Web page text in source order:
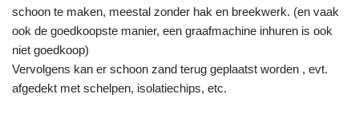
schoon te maken, meestal zonder hak en breekwerk. (en vaak
ook de goedkoopste manier, een graafmachine inhuren is ook
niet goedkoop)
Vervolgens kan er schoon zand terug geplaatst worden , evt.
afgedekt met schelpen, isolatiechips, etc.